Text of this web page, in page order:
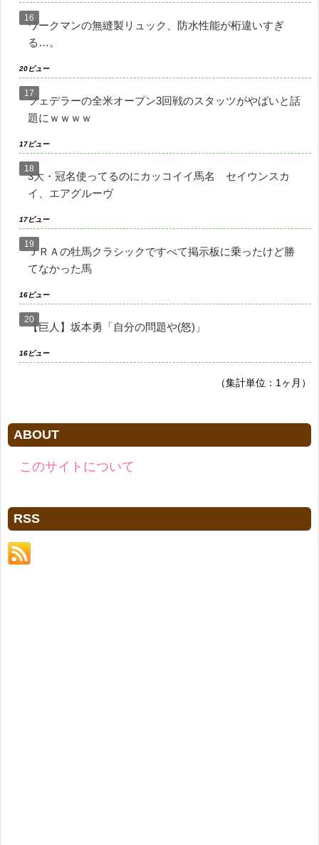
ワークマンの無縫製リュック、防水性能が桁違いすぎ
る…。
20ビュー
フェデラーの全米オープン3回戦のスタッツがやばいと話
題にｗｗｗｗ
17ビュー
3大・冠名使ってるのにカッコイイ馬名 セイウンスカ
イ、エアグルーヴ
17ビュー
ＪＲＡの牡馬クラシックですべて掲示板に乗ったけど勝
てなかった馬
16ビュー
【巨人】坂本勇「自分の問題や(怒)」
16ビュー
（集計単位：1ヶ月）
ABOUT
このサイトについて
RSS